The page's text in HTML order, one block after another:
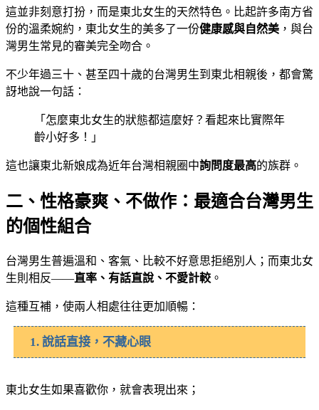
這並非刻意打扮，而是東北女生的天然特色。比起許多南方省
份的溫柔婉約，東北女生的美多了一份健康感與自然美 ，與台
灣男生常見的審美完全吻合。
不少年過三十、甚至四十歲的台灣男生到東北相親後，都會驚
訝地說一句話：
「怎麼東北女生的狀態都這麼好？看起來比實際年
齡小好多！」
這也讓東北新娘成為近年台灣相親圈中詢問度最高的族群。
二、性格豪爽、不做作：最適合台灣男生
的個性組合
台灣男生普遍溫和、客氣、比較不好意思拒絕別人；而東北女
生則相反——直率、有話直說、不愛計較 。
這種互補，使兩人相處往往更加順暢：
1. 說話直接，不藏心眼
東北女生如果喜歡你，就會表現出來；